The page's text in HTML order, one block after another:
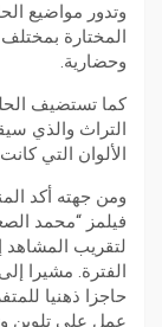
وتدور مواضيع
المختارة
وحضارية.
كما تستضيف
التراث والذي
الألوان التي
ومن جهته أكد
فيلمز “محمد
لتقريب المشاهد
الفترة. مشيرا
حاجزا ذهنيا
عمل على تلوين